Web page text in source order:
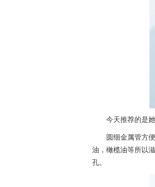
今天推荐的是
圆细金属管方
油，橄榄油等所以
孔。